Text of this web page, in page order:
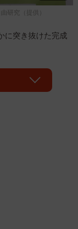
研究（提供）
に突き抜けた完成
は、小学生とは思